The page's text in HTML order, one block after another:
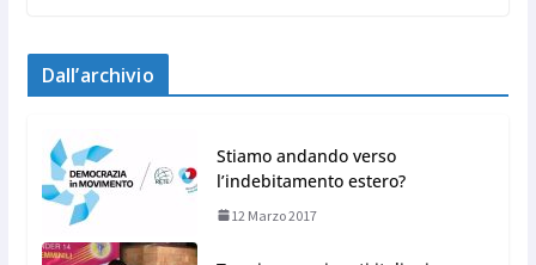
Dall’archivio
Stiamo andando verso
l’indebitamento estero?
12 Marzo 2017